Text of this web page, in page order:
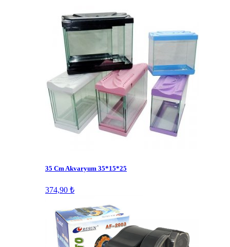
35 Cm Akvaryum 35*15*25
374,90 ₺